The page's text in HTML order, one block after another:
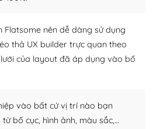
Flatsome nên dễ dàng sử dụng
thả UX builder trực quan theo
của layout đã áp dụng vào bố
vào bất cứ vị trí nào bạn
bố cục, hình ảnh, màu sắc,…